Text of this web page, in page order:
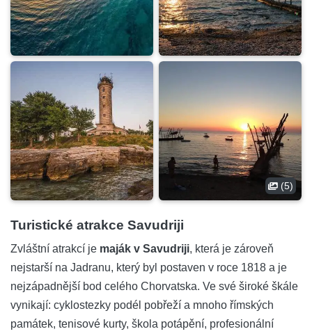
(5)
Turistické atrakce Savudriji
Zvláštní atrakcí je maják v Savudriji, která je zároveň
nejstarší na Jadranu, který byl postaven v roce 1818 a je
nejzápadnější bod celého Chorvatska. Ve své široké škále
vynikají: cyklostezky podél pobřeží a mnoho římských
památek, tenisové kurty, škola potápění, profesionální